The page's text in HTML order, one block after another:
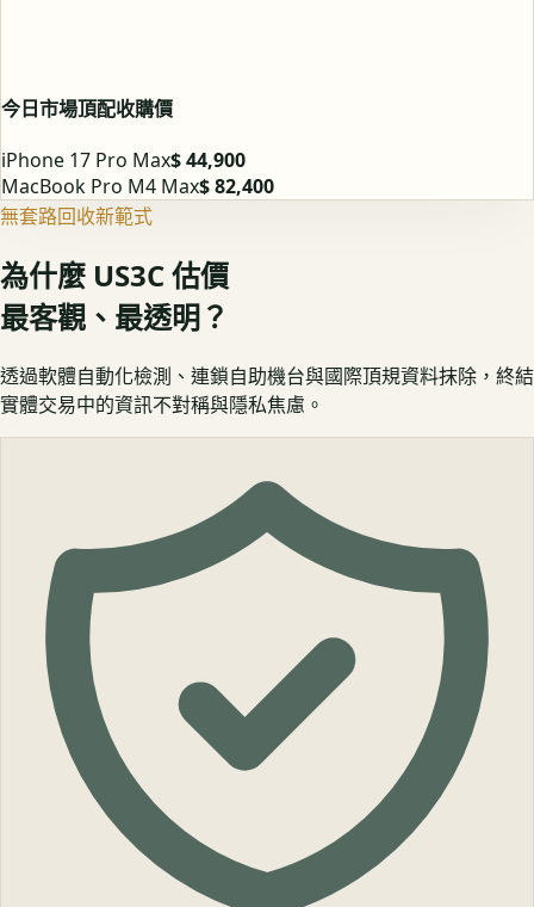
今日市場頂配收購價
iPhone 17 Pro Max$ 44,900
MacBook Pro M4 Max$ 82,400
無套路回收新範式
為什麼 US3C 估價
最客觀、最透明？
透過軟體自動化檢測、連鎖自助機台與國際頂規資料抹除，終結
實體交易中的資訊不對稱與隱私焦慮。